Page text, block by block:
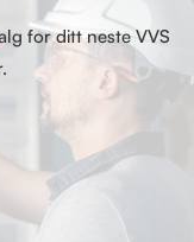
for ditt neste VVS